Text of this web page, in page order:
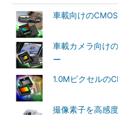
車載向けの
車載カメラ向け
ー
1.0Mピクセルの
撮像素子を高感